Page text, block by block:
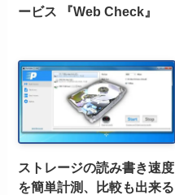
ービス 『Web Check』
ストレージの読み書き速度
を簡単計測、比較も出来る